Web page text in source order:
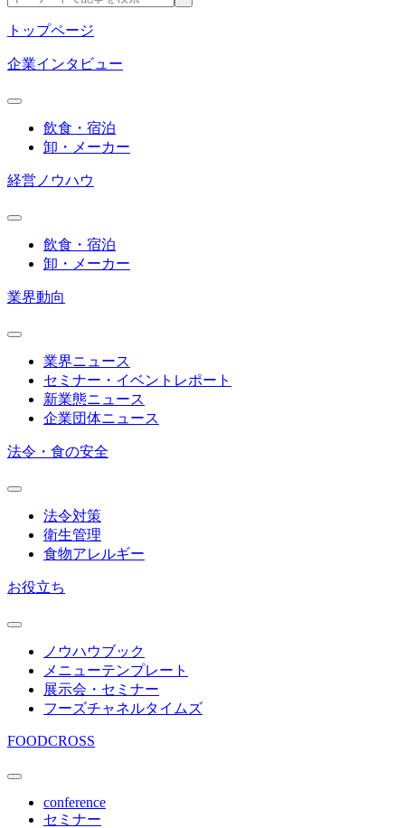
トップページ
企業インタビュー
飲食・宿泊
卸・メーカー
経営ノウハウ
飲食・宿泊
卸・メーカー
業界動向
業界ニュース
セミナー・イベントレポート
新業態ニュース
企業団体ニュース
法令・食の安全
法令対策
衛生管理
食物アレルギー
お役立ち
ノウハウブック
メニューテンプレート
展示会・セミナー
フーズチャネルタイムズ
FOODCROSS
conference
セミナー